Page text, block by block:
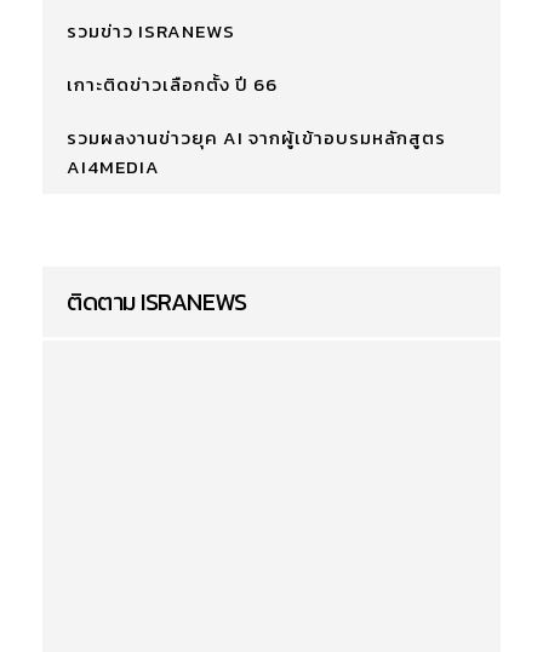
รวมข่าว ISRANEWS
เกาะติดข่าวเลือกตั้ง ปี 66
รวมผลงานข่าวยุค AI จากผู้เข้าอบรมหลักสูตร
AI4MEDIA
ติดตาม ISRANEWS